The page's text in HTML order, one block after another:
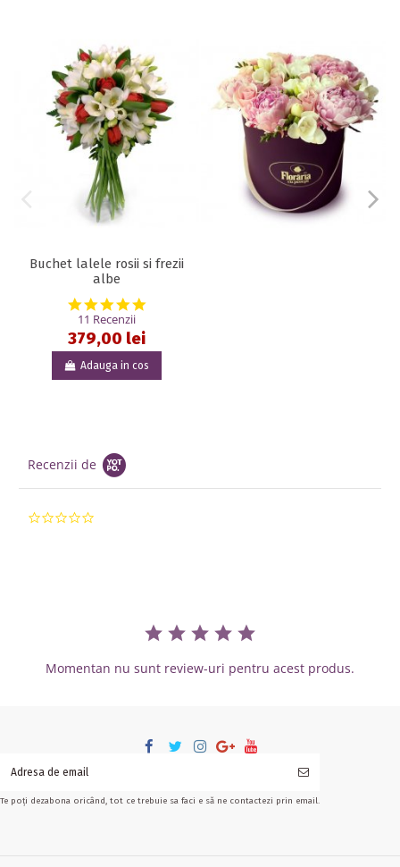
Buchet lalele rosii si frezii
albe
5.0 star rating
11 Recenzii
379,00 lei
Adauga in cos
Recenzii de
Momentan nu sunt review-uri pentru acest produs.
Te poți dezabona oricând, tot ce trebuie sa faci e să ne contactezi prin email.